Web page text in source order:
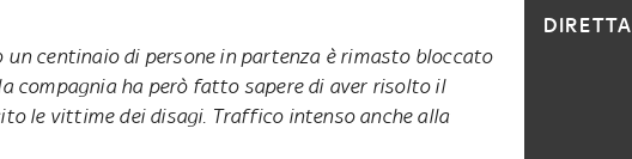
un centinaio di persone in partenza è rimasto bloccato
compagnia ha però fatto sapere di aver risolto il
le vittime dei disagi. Traffico intenso anche alla
DIRETTA